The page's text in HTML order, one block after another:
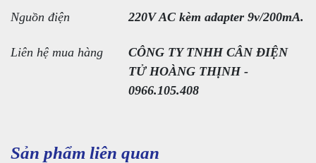
Nguồn điện 220V AC kèm adapter 9v/200mA.
Liên hệ mua hàng
CÔNG TY TNHH CÂN ĐIỆN
TỬ HOÀNG THỊNH -
0966.105.408
Sản phẩm liên quan